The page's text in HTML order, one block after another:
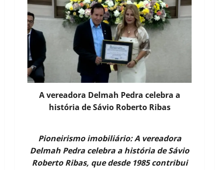
A vereadora Delmah Pedra celebra a
história de Sávio Roberto Ribas
Pioneirismo imobiliário: A vereadora
Delmah Pedra celebra a história de Sávio
Roberto Ribas, que desde 1985 contribui